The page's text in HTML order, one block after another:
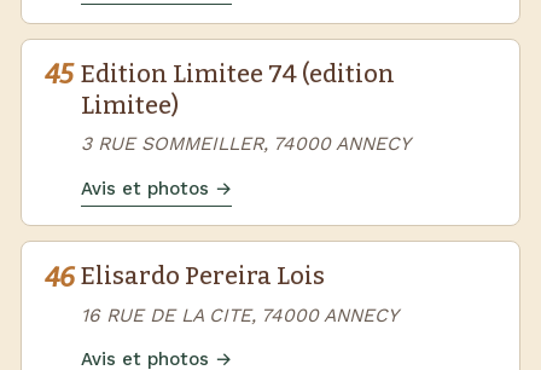
45 Edition Limitee 74 (edition
Limitee)
3 RUE SOMMEILLER, 74000 ANNECY
Avis et photos →
46 Elisardo Pereira Lois
16 RUE DE LA CITE, 74000 ANNECY
Avis et photos →